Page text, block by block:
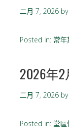
二月 7, 2026 by
Posted in: 常年
2026年
二月 7, 2026 by
Posted in: 堂區